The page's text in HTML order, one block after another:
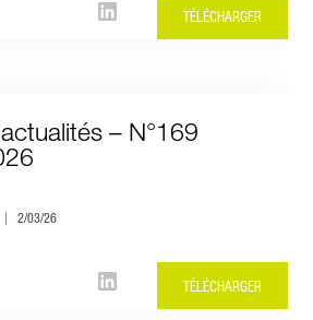
TÉLÉCHARGER
– N°169
2/03/26
TÉLÉCHARGER